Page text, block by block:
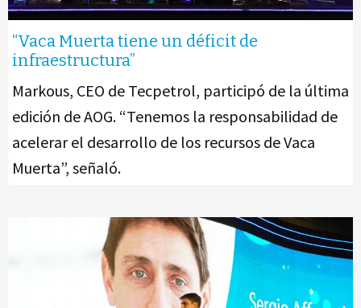
“Vaca Muerta tiene un déficit de
infraestructura”
Markous, CEO de Tecpetrol, participó de la última
edición de AOG. “Tenemos la responsabilidad de
acelerar el desarrollo de los recursos de Vaca
Muerta”, señaló.